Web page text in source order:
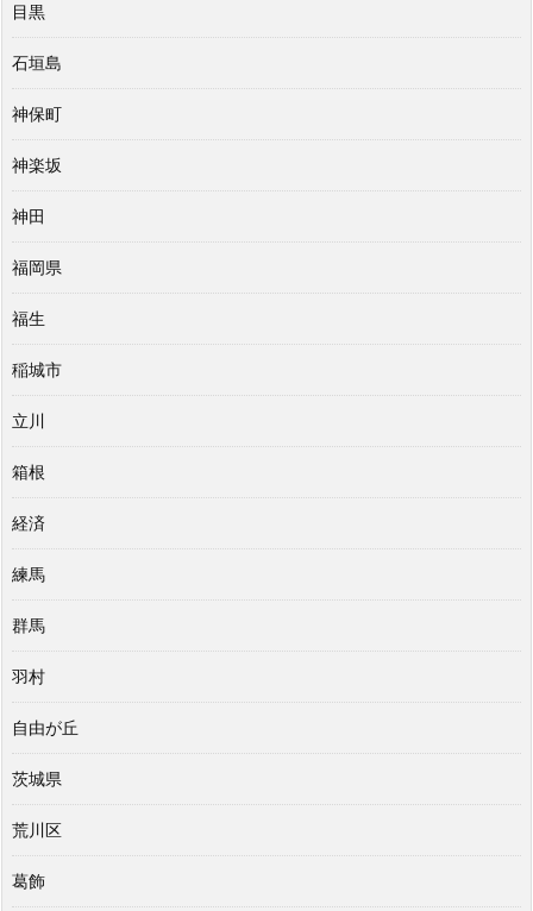
目黒
石垣島
神保町
神楽坂
神田
福岡県
福生
稲城市
立川
箱根
経済
練馬
群馬
羽村
自由が丘
茨城県
荒川区
葛飾